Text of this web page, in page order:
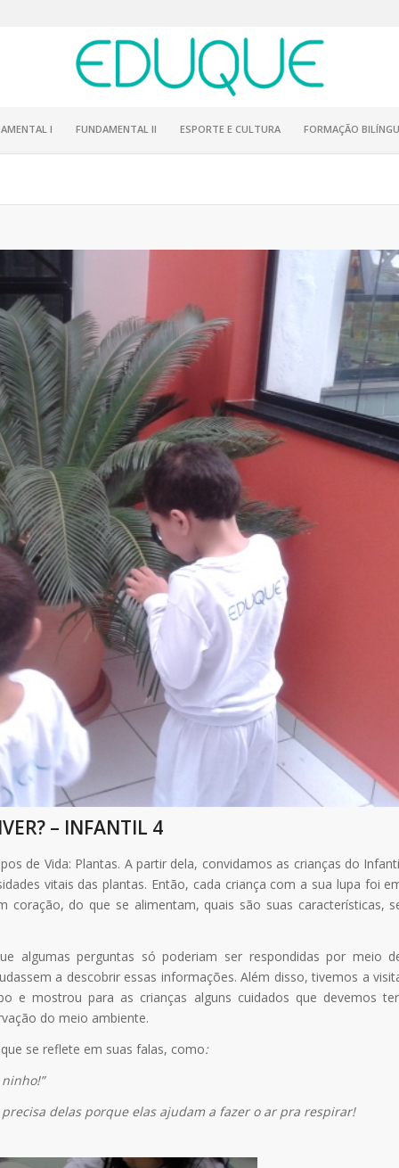
I FUNDAMENTAL II ESPORTE E CULTURA FORMAÇÃO
– INFANTIL 4
de Vida: Plantas. A partir dela, convidamos as crianças do
vitais das plantas. Então, cada criança com a sua lupa foi
do que se alimentam, quais são suas características,
algumas perguntas só poderiam ser respondidas por meio
a descobrir essas informações. Além disso, tivemos a
e mostrou para as crianças alguns cuidados que devemos
do meio ambiente.
se reflete em suas falas, como:
delas porque elas ajudam a fazer o ar pra respirar!